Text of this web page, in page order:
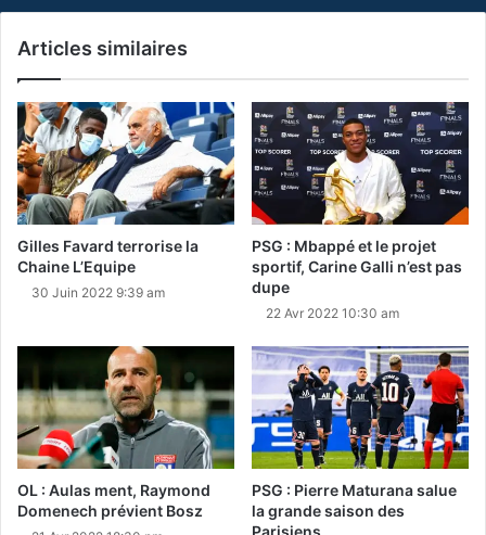
Articles similaires
Gilles Favard terrorise la
Chaine L’Equipe
30 Juin 2022 9:39 am
PSG : Mbappé et le projet
sportif, Carine Galli n’est pas
dupe
22 Avr 2022 10:30 am
OL : Aulas ment, Raymond
Domenech prévient Bosz
PSG : Pierre Maturana salue
la grande saison des
Parisiens